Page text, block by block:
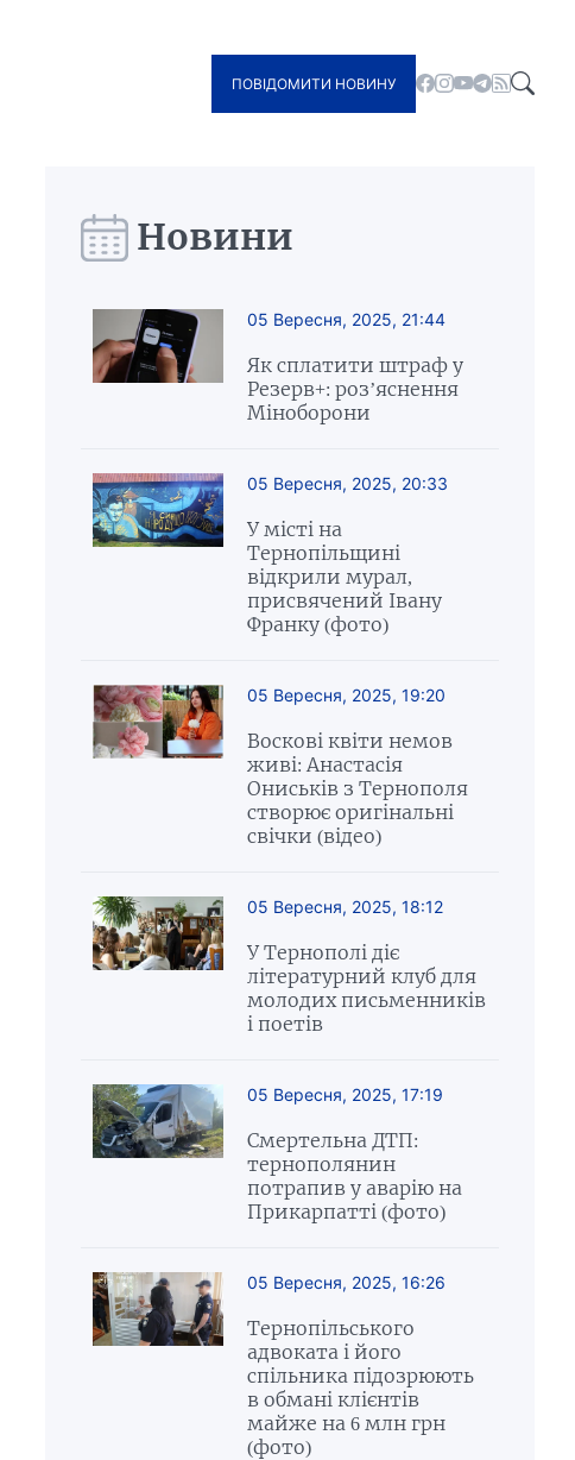
ПОВІДОМИТИ НОВИНУ
Новини
05 Вересня, 2025, 21:44
Як сплатити штраф у
Резерв+: роз’яснення
Міноборони
05 Вересня, 2025, 20:33
У місті на
Тернопільщині
відкрили мурал,
присвячений Івану
Франку (фото)
05 Вересня, 2025, 19:20
Воскові квіти немов
живі: Анастасія
Ониськів з Тернополя
створює оригінальні
свічки (відео)
05 Вересня, 2025, 18:12
У Тернополі діє
літературний клуб для
молодих письменників
і поетів
05 Вересня, 2025, 17:19
Смертельна ДТП:
тернополянин
потрапив у аварію на
Прикарпатті (фото)
05 Вересня, 2025, 16:26
Тернопільського
адвоката і його
спільника підозрюють
в обмані клієнтів
майже на 6 млн грн
(фото)